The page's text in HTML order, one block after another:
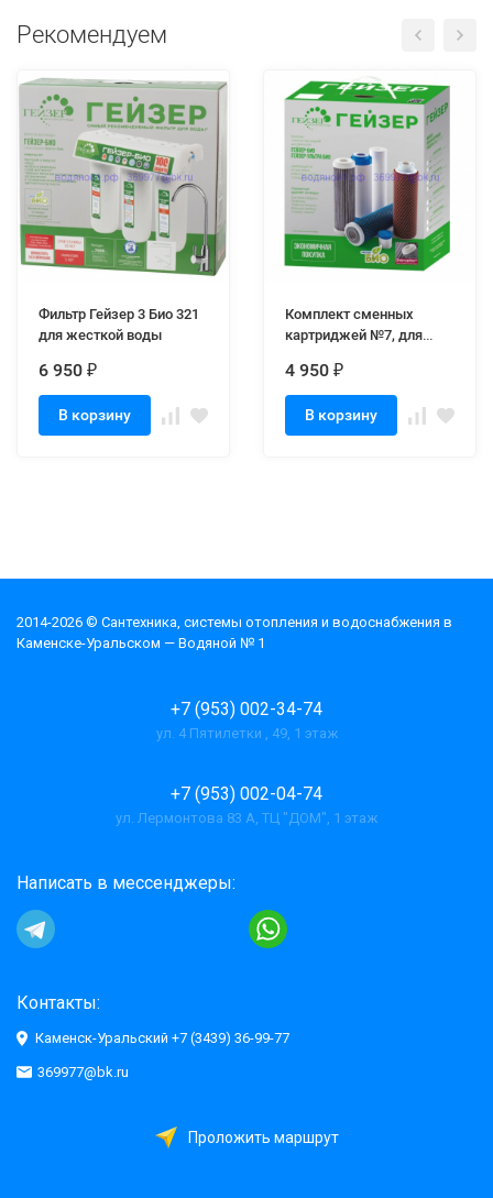
Рекомендуем
Фильтр Гейзер 3 Био 321
для жесткой воды
6 950 ₽
В корзину
Комплект сменных
картриджей №7, для
4 950 ₽
В корзину
2014-2026 © Cантехника, системы отопления и водоснабжения в
Каменске-Уральском — Водяной № 1
+7 (953) 002-34-74
ул. 4 Пятилетки , 49, 1 этаж
+7 (953) 002-04-74
ул. Лермонтова 83 А, ТЦ "ДОМ", 1 этаж
Написать в мессенджеры:
Контакты:
Каменск-Уральский +7 (3439) 36-99-77
369977@bk.ru
Проложить маршрут